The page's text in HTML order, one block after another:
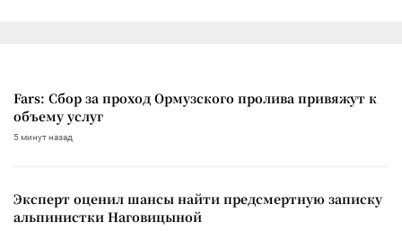
Fars: Сбор за проход Ормузского пролива привяжут к
объему услуг
5 минут назад
Эксперт оценил шансы найти предсмертную записку
альпинистки Наговицыной